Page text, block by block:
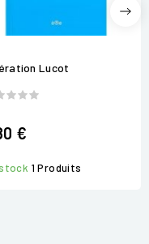
Lucot
€
1 Produits